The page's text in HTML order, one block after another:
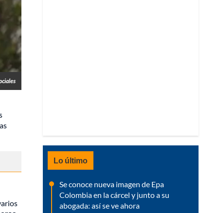
Lo último
Se conoce nueva imagen de Epa
Colombia en la cárcel y junto a su
abogada: así se ve ahora